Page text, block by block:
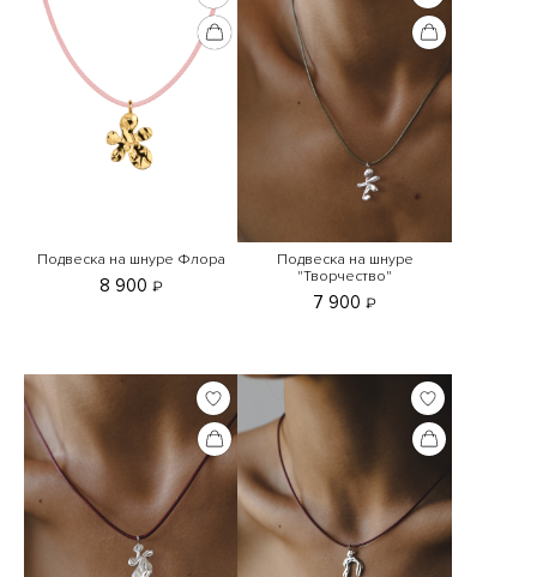
Подвеска на шнуре Флора
8 900 ₽
Подвеска на шнуре
"Творчество"
7 900₽